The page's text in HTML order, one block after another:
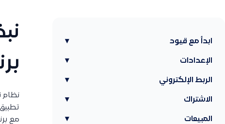
ابدأ مع قيود ▾
الإعدادات ▾
الربط الإلكتروني ▾
الاشتراك ▾
المبيعات ▾
مع